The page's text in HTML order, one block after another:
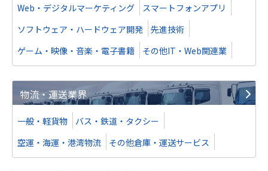
Web・デジタルマーケティング
スマートフォンアプリ
ソフトウェア・ハードウェア開発
先進技術
ゲーム・映像・音楽・電子書籍
その他IT・Web関連業
物流・運送業界
一般・軽貨物
バス・鉄道・タクシー
空運・海運・港湾物流
その他倉庫・運送サービス